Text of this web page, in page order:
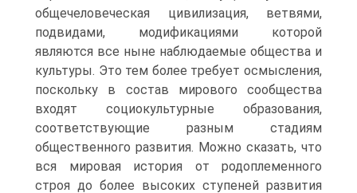
общечеловеческая цивилизация, ветвями,
подвидами, модификациями которой
являются все ныне наблюдаемые общества и
культуры. Это тем более требует осмысления,
поскольку в состав мирового сообщества
входят социокультурные образования,
соответствующие разным стадиям
общественного развития. Можно сказать, что
вся мировая история от родоплеменного
строя до более высоких ступеней развития